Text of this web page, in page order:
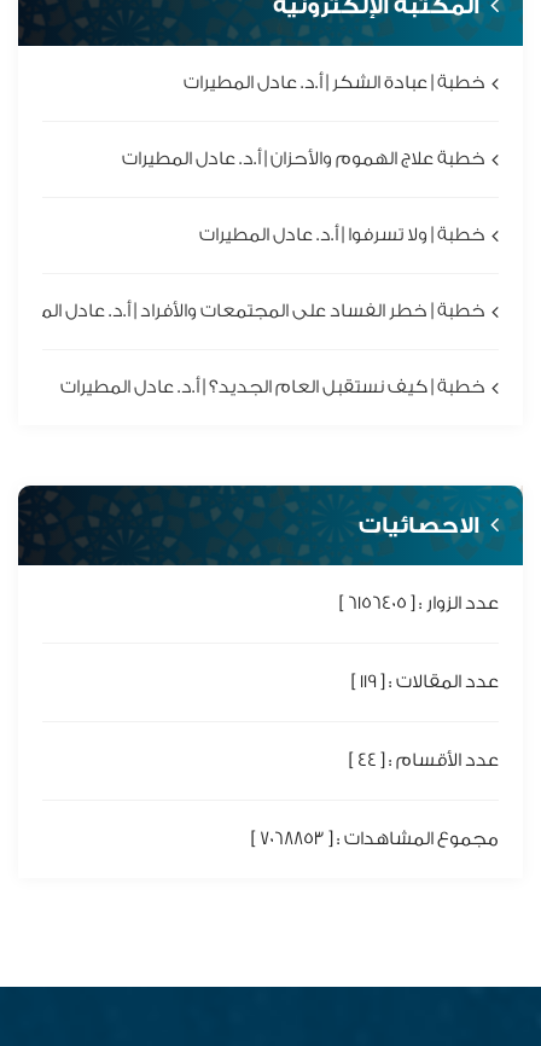
المكتبة الإلكترونية
خطبة | عبادة الشكر | أ.د. عادل المطيرات
خطبة علاج الهموم والأحزان | أ.د. عادل المطيرات
خطبة | ولا تسرفوا | أ.د. عادل المطيرات
خطبة | خطر الفساد على المجتمعات والأفراد | أ.د. عادل
خطبة | كيف نستقبل العام الجديد؟ | أ.د. عادل المطيرات
الاحصائيات
عدد الزوار : [ 6156405 ]
عدد المقالات : [ 119 ]
عدد الأقسام : [ 44 ]
مجموع المشاهدات : [ 7068853 ]